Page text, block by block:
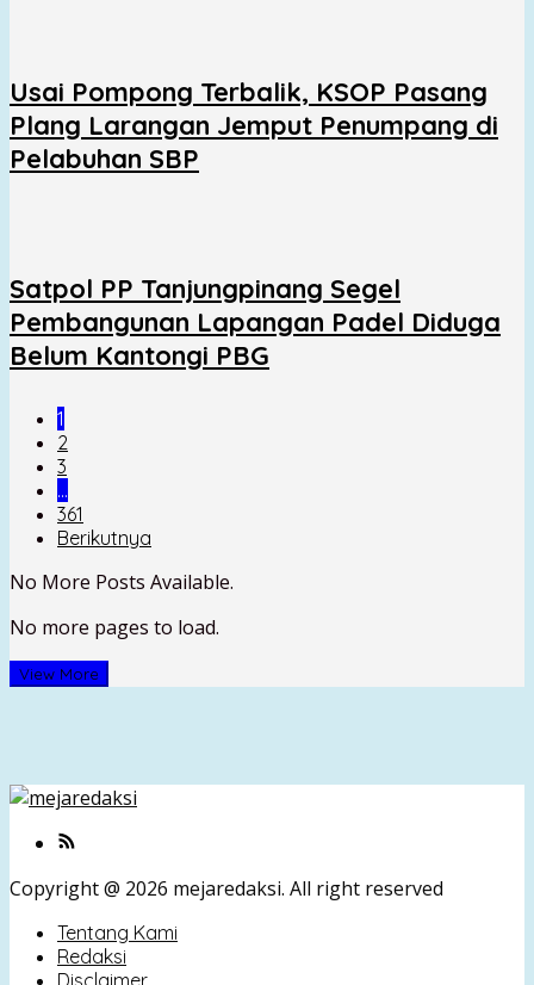
Usai Pompong Terbalik, KSOP Pasang
Plang Larangan Jemput Penumpang di
Pelabuhan SBP
Satpol PP Tanjungpinang Segel
Pembangunan Lapangan Padel Diduga
Belum Kantongi PBG
1
2
3
…
361
Berikutnya
No More Posts Available.
No more pages to load.
View More
Copyright @ 2026 mejaredaksi. All right reserved
Tentang Kami
Redaksi
Disclaimer